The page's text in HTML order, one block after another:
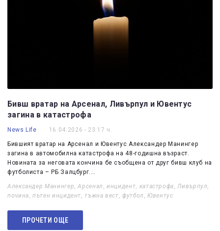
Бивш вратар на Арсенал, Ливърпул и Ювентус
загина в катастрофа
News Life 16.04.2026 - 23:17 ч.
Бившият вратар на Арсенал и Ювентус Александер Манингер
загина в автомобилна катастрофа на 48-годишна възраст.
Новината за неговата кончина бе съобщена от друг бивш клуб на
футболиста – РБ Залцбург.…
Александер Манингер,Арсенал ,инцидент, катастрофа,Ливърпул,
почина,пътен инцидент,тъжна вест,футбол ,Ювентус
ПРОЧЕТИ ОЩЕ